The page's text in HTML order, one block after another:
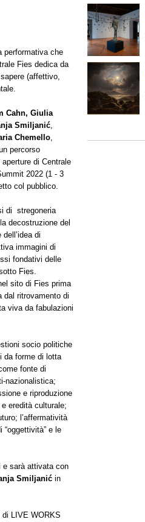
performativa che
Fies dedica da
(affettivo,
Cahn, Giulia
Smiljanić,
Chemello,
percorso
di Centrale
2022 (1 - 3
col pubblico.
di stregoneria
decostruzione del
di
immagini di
fondativi delle
Fies.
sito di Fies prima
dal ritrovamento di
viva da fabulazioni
socio politiche
da forme di lotta
fonte di
nazionalistica;
e riproduzione
eredità culturale;
l’affermatività
e le
e sarà attivata con
Smiljanić in
di LIVE WORKS